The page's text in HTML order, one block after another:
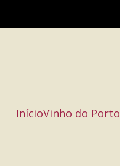
InícioVinho do Porto